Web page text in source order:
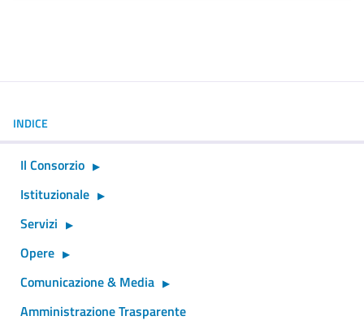
INDICE
Il Consorzio
Istituzionale
Servizi
Opere
Comunicazione & Media
Amministrazione Trasparente